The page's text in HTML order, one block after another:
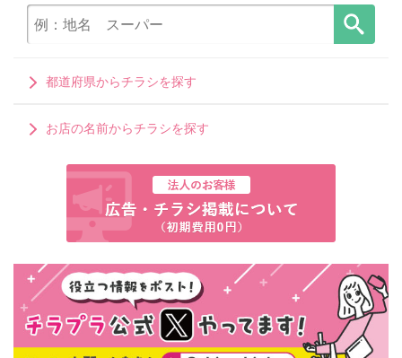
都道府県からチラシを探す
お店の名前からチラシを探す